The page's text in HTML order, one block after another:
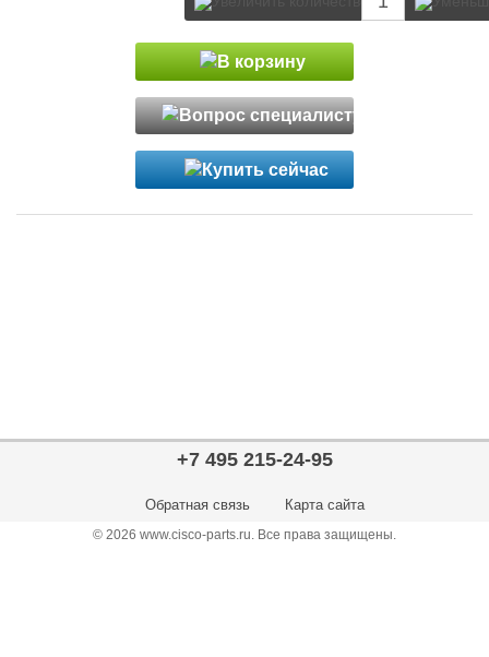
+7 495 215-24-95
Обратная связь Карта сайта
© 2026 www.cisco-parts.ru. Все права защищены.